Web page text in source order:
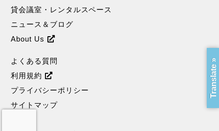
貸会議室・レンタルスペース
ニュース＆ブログ
About Us
よくある質問
利用規約
プライバシーポリシー
サイトマップ
Translate »